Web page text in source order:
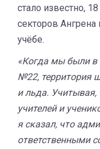
стало известно,
секторов
учёбе.
«Когда мы были в
№22, территория
и льда. Учитывая,
учителей и
я сказал, что
ответственными